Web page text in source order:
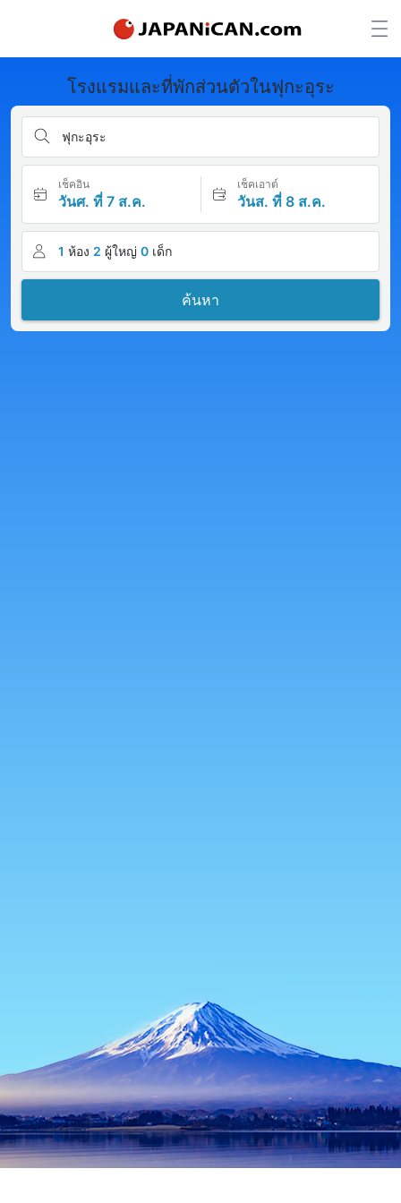
โรงแรมและที่พักส่วนตัวในฟุกะอุระ
ฟุกะอุระ
เช็คอิน
วันศ. ที่ 7 ส.ค.
เช็คเอาต์
วันส. ที่ 8 ส.ค.
1 ห้อง 2 ผู้ใหญ่ 0 เด็ก
ค้นหา